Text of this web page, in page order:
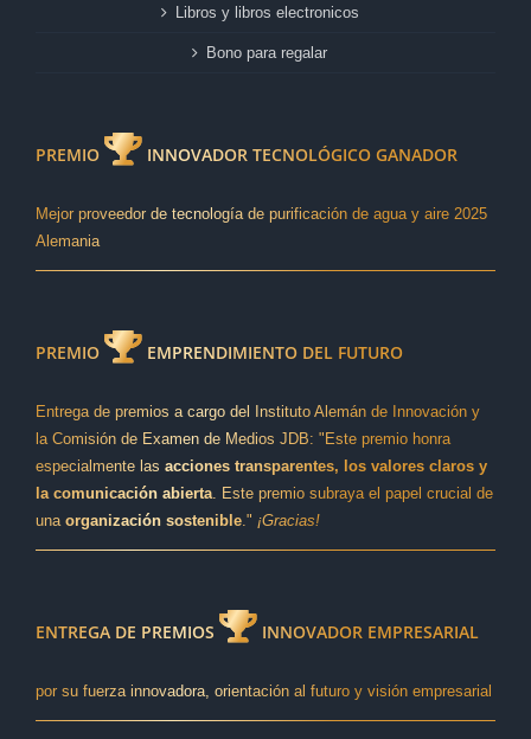
Libros y libros electronicos
Bono para regalar
PREMIO INNOVADOR TECNOLÓGICO GANADOR
Mejor proveedor de tecnología de purificación de agua y aire 2025
Alemania
PREMIO EMPRENDIMIENTO DEL FUTURO
Entrega de premios a cargo del Instituto Alemán de Innovación y
la Comisión de Examen de Medios JDB: "Este premio honra
especialmente las acciones transparentes, los valores claros y
la comunicación abierta . Este premio subraya el papel crucial de
una organización sostenible ." ¡Gracias!
ENTREGA DE PREMIOS INNOVADOR EMPRESARIAL
por su fuerza innovadora, orientación al futuro y visión empresarial